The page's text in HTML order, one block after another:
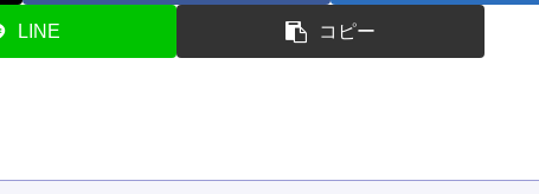
LINE コピー